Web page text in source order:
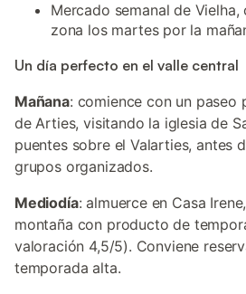
Mercado semanal de
zona los martes por la
Un día perfecto en el valle central
Mañana: comience con un paseo
de Arties, visitando la iglesia de
puentes sobre el Valarties, antes
grupos organizados.
Mediodía: almuerce en Casa
montaña con producto de
valoración 4,5/5). Conviene
temporada alta.